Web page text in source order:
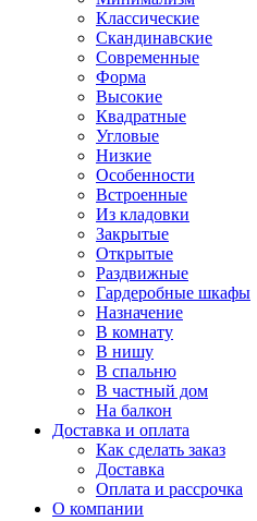
Классические
Скандинавские
Современные
Форма
Высокие
Квадратные
Угловые
Низкие
Особенности
Встроенные
Из кладовки
Закрытые
Открытые
Раздвижные
Гардеробные шкафы
Назначение
В комнату
В нишу
В спальню
В частный дом
На балкон
Доставка и оплата
Как сделать заказ
Доставка
Оплата и рассрочка
О компании